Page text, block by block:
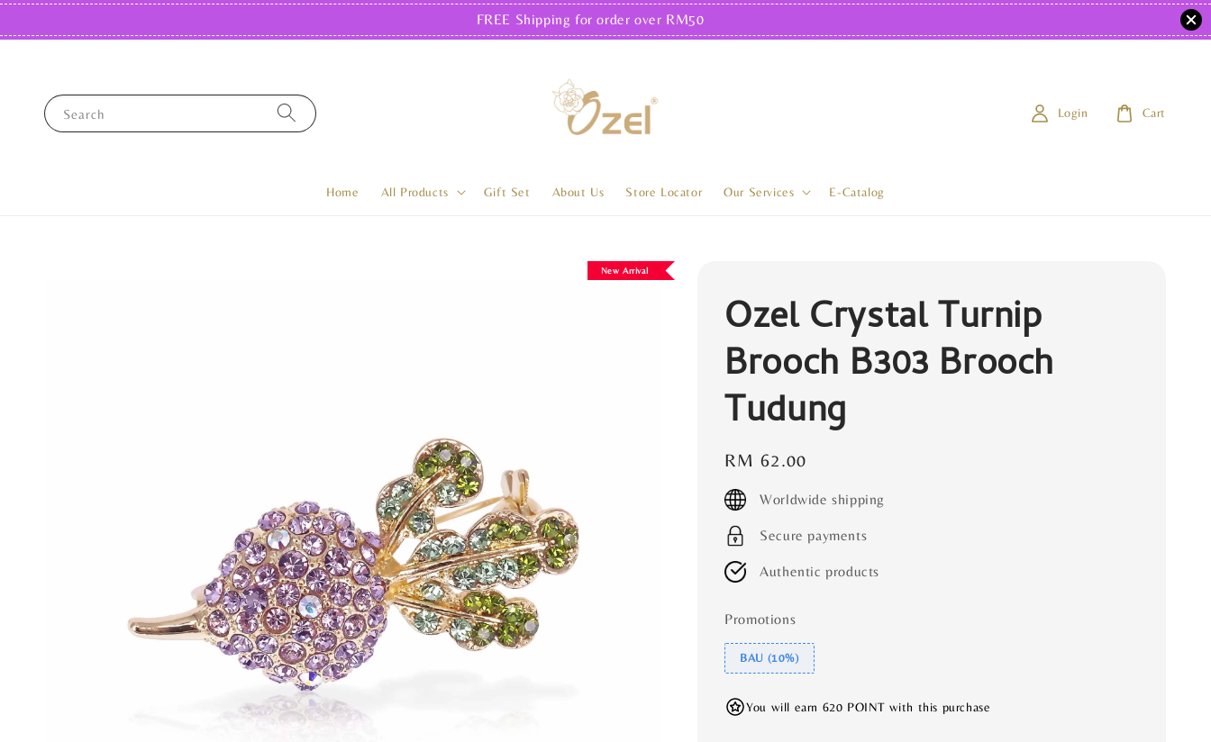
FREE Shipping for order over RM50
Search
Home All Products Gift Set About Us Store Locator Our Services E-Catalog
Login Cart
New Arrival
Ozel Crystal Turnip
Brooch B303 Brooch
Tudung
Regular
price
RM 62.00
Worldwide shipping
Secure payments
Authentic products
Promotions
BAU (10%)
You will earn 620 POINT with this purchase